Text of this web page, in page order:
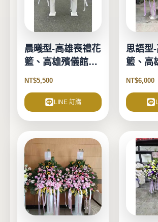
晨曦型-高雄喪禮花
籃、高雄殯儀館花
籃
NT$5,500
LINE 訂購
思語型
籃、高
籃
NT$6,000